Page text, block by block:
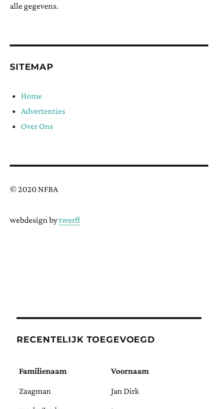
alle gegevens.
SITEMAP
Home
Advertenties
Over Ons
© 2020 NFBA
webdesign bytwerff
RECENTELIJK TOEGEVOEGD
Familienaam Voornaam
Zaagman Jan Dirk